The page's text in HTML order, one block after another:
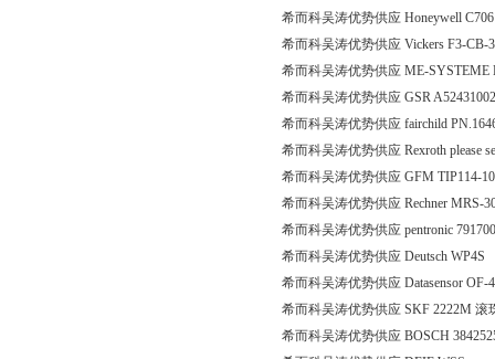
希而科吴涛优势供应 Honeywell
希而科吴涛优势供应 Vickers F3-CB-
希而科吴涛优势供应 ME-SYSTEME
希而科吴涛优势供应 GSR
希而科吴涛优势供应 fairchild
希而科吴涛优势供应 Rexroth please
希而科吴涛优势供应 GFM TIP114-
希而科吴涛优势供应 Rechner MRS-
希而科吴涛优势供应 pentronic
希而科吴涛优势供应 Deutsch WP4S
希而科吴涛优势供应 Datasensor
希而科吴涛优势供应 SKF 2222M 滚
希而科吴涛优势供应 BOSCH